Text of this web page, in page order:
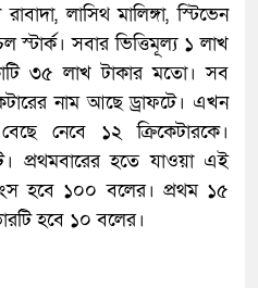
লাসিথ মালিঙ্গা, স্টিভেন
স্টার্ক। সবার ভিত্তিমূল্য ১ লাখ
৩৫ লাখ টাকার মতো। সব
নাম আছে ড্রাফটে। এখন
নেবে ১২ ক্রিকেটারকে।
প্রথমবারের হতে যাওয়া এই
হবে ১০০ বলের। প্রথম ১৫
হবে ১০ বলের।